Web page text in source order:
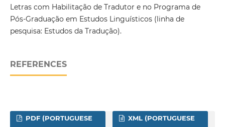
Letras com Habilitação de Tradutor e no Programa de
Pós-Graduação em Estudos Linguísticos (linha de
pesquisa: Estudos da Tradução).
REFERENCES
PDF (PORTUGUESE
XML (PORTUGUESE